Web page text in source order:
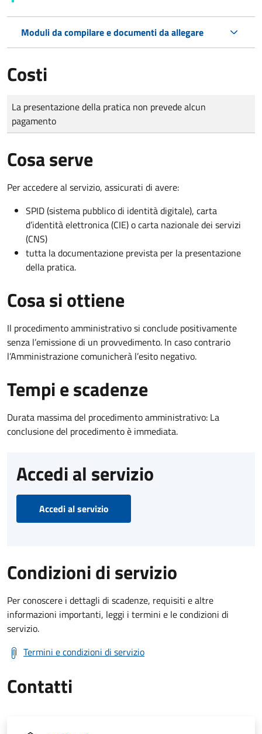
Moduli da compilare e documenti da allegare
Costi
Tipo di pagamento
Importo
La presentazione della pratica non prevede alcun
pagamento
Cosa serve
Per accedere al servizio, assicurati di avere:
SPID (sistema pubblico di identità digitale), carta
d’identità elettronica (CIE) o carta nazionale dei servizi
(CNS)
tutta la documentazione prevista per la presentazione
della pratica.
Cosa si ottiene
Il procedimento amministrativo si conclude positivamente
senza l’emissione di un provvedimento. In caso contrario
l’Amministrazione comunicherà l’esito negativo.
Tempi e scadenze
Durata massima del procedimento amministrativo: La
conclusione del procedimento è immediata.
Accedi al servizio
Accedi al servizio
Condizioni di servizio
Per conoscere i dettagli di scadenze, requisiti e altre
informazioni importanti, leggi i termini e le condizioni di
servizio.
Termini e condizioni di servizio
Contatti